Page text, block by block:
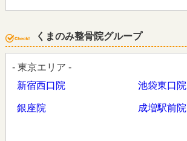
くまのみ整骨院グループ
- 東京エリア -
新宿西口院
池袋東口院
銀座院 成増駅前院